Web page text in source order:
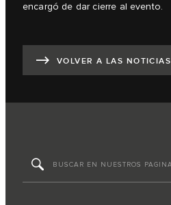
encargó de dar cierre al evento.
VOLVER A LAS NOTICIAS